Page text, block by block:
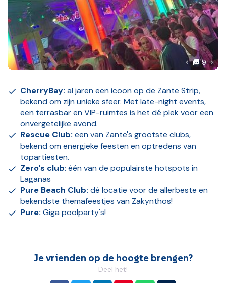
Vorige foto
9
CherryBay: al jaren een icoon op de Zante Strip,
bekend om zijn unieke sfeer. Met late-night events,
een terrasbar en VIP-ruimtes is het dé plek voor een
onvergetelijke avond.
Rescue Club: een van Zante's grootste clubs,
bekend om energieke feesten en optredens van
topartiesten.
Zero's club: één van de populairste hotspots in
Laganas
Pure Beach Club: dé locatie voor de allerbeste en
bekendste themafeestjes van Zakynthos!
Pure: Giga poolparty's!
Je vrienden op de hoogte brengen?
Deel het!